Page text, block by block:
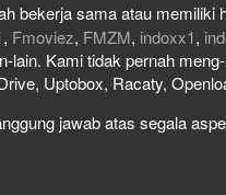
bekerja sama atau memiliki
, Fmoviez, FMZM, indoxx1,
lain. Kami tidak pernah
Uptobox, Racaty,
jawab atas segala